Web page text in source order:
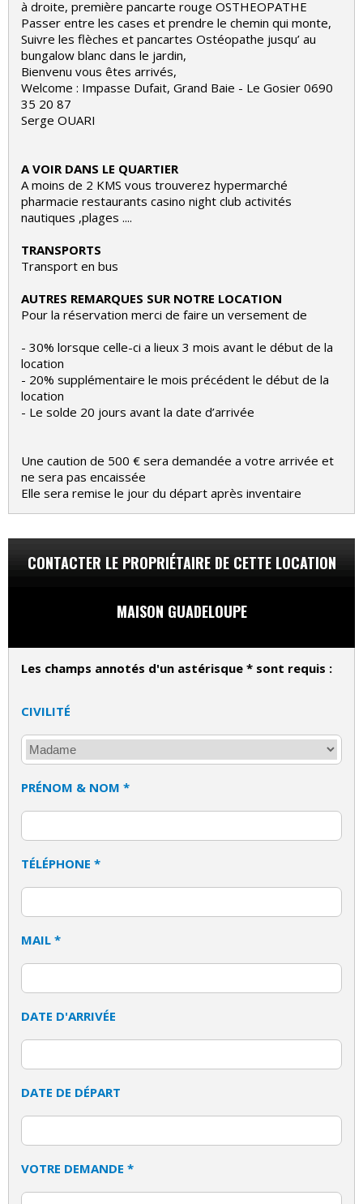
à droite, première pancarte rouge OSTHEOPATHE
Passer entre les cases et prendre le chemin qui monte,
Suivre les flèches et pancartes Ostéopathe jusqu’ au
bungalow blanc dans le jardin,
Bienvenu vous êtes arrivés,
Welcome : Impasse Dufait, Grand Baie - Le Gosier 0690
35 20 87
Serge OUARI
A VOIR DANS LE QUARTIER
A moins de 2 KMS vous trouverez hypermarché
pharmacie restaurants casino night club activités
nautiques ,plages ....
TRANSPORTS
Transport en bus
AUTRES REMARQUES SUR NOTRE LOCATION
Pour la réservation merci de faire un versement de
- 30% lorsque celle-ci a lieux 3 mois avant le début de la
location
- 20% supplémentaire le mois précédent le début de la
location
- Le solde 20 jours avant la date d’arrivée
Une caution de 500 € sera demandée a votre arrivée et
ne sera pas encaissée
Elle sera remise le jour du départ après inventaire
CONTACTER LE PROPRIÉTAIRE DE CETTE LOCATION
MAISON GUADELOUPE
Les champs annotés d'un astérisque * sont requis :
CIVILITÉ
PRÉNOM & NOM *
TÉLÉPHONE *
MAIL *
DATE D'ARRIVÉE
DATE DE DÉPART
VOTRE DEMANDE *